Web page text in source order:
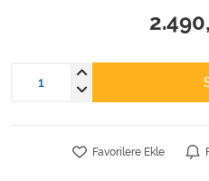
Favorilere Ekle